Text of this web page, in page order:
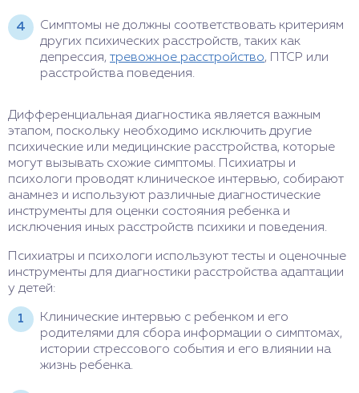
Симптомы не должны соответствовать критериям
других психических расстройств, таких как
депрессия, тревожное расстройство, ПТСР или
расстройства поведения.
Дифференциальная диагностика является важным
этапом, поскольку необходимо исключить другие
психические или медицинские расстройства, которые
могут вызывать схожие симптомы. Психиатры и
психологи проводят клиническое интервью, собирают
анамнез и используют различные диагностические
инструменты для оценки состояния ребенка и
исключения иных расстройств психики и поведения.
Психиатры и психологи используют тесты и оценочные
инструменты для диагностики расстройства адаптации
у детей:
Клинические интервью с ребенком и его
родителями для сбора информации о симптомах,
истории стрессового события и его влиянии на
жизнь ребенка.